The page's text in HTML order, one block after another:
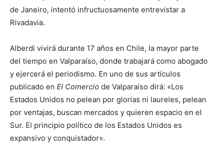
de Janeiro, intentó infructuosamente entrevistar a
Rivadavia.
Alberdi vivirá durante 17 años en Chile, la mayor parte
del tiempo en Valparaíso, donde trabajará como abogado
y ejercerá el periodismo. En uno de sus artículos
publicado en El Comercio de Valparaíso dirá: «Los
Estados Unidos no pelean por glorias ni laureles, pelean
por ventajas, buscan mercados y quieren espacio en el
Sur. El principio político de los Estados Unidos es
expansivo y conquistador».